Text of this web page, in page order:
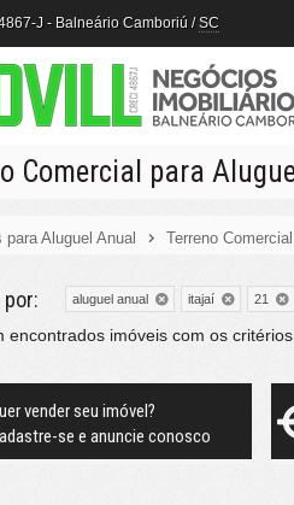
J - Balneário Camboriú /SC
Comercial para
para Aluguel Anual Terreno Comercial
aluguel anual itajaí 21
encontrados imóveis com os
vender seu imóvel?
se e anuncie conosco